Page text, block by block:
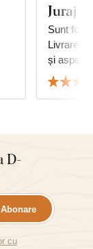
Juraj G.
Sunt
Livrarea,
și
Juraj
D-
Abonare
cu